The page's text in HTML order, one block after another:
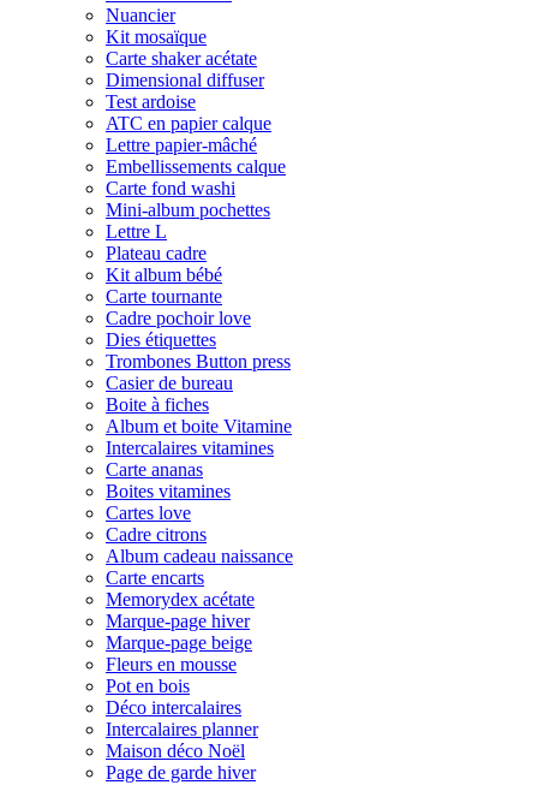
Nuancier
Kit mosaïque
Carte shaker acétate
Dimensional diffuser
Test ardoise
ATC en papier calque
Lettre papier-mâché
Embellissements calque
Carte fond washi
Mini-album pochettes
Lettre L
Plateau cadre
Kit album bébé
Carte tournante
Cadre pochoir love
Dies étiquettes
Trombones Button press
Casier de bureau
Boite à fiches
Album et boite Vitamine
Intercalaires vitamines
Carte ananas
Boites vitamines
Cartes love
Cadre citrons
Album cadeau naissance
Carte encarts
Memorydex acétate
Marque-page hiver
Marque-page beige
Fleurs en mousse
Pot en bois
Déco intercalaires
Intercalaires planner
Maison déco Noël
Page de garde hiver